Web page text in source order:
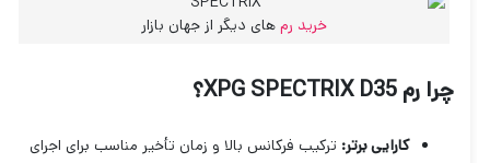
خرید رم های دیگر از جهان بازار
چرا رم XPG SPECTRIX D35؟
کارایی برتر:ترکیب فرکانس بالا و زمان تأخیر مناسب برای اجرای